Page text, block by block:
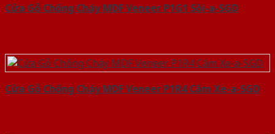
Cửa Gỗ Chống Cháy MDF Veneer P1G1 Sồi-a-SGD
Cửa Gỗ Chống Cháy MDF Veneer P1R4 Căm Xe-a-SGD